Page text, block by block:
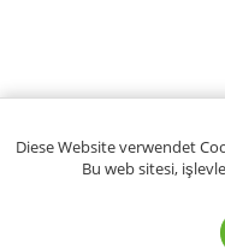
Diese Website verwendet
Bu web sitesi,